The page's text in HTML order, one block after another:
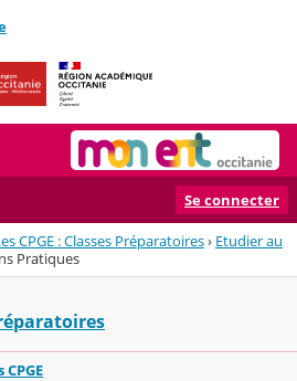
Se connecter
CPGE : Classes Préparatoires› Etudier au
Pratiques